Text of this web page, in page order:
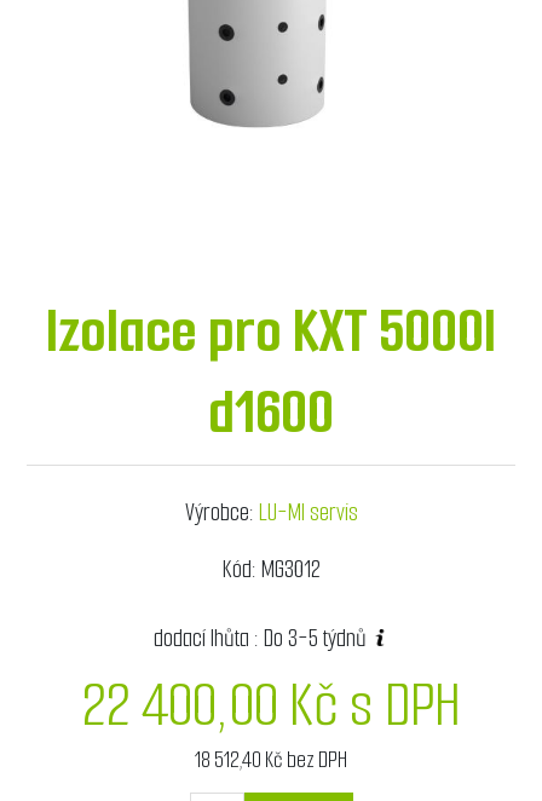
Izolace pro KXT 5000l
d1600
Výrobce:LU-MI servis
Kód:MG3012
dodací lhůta :Do 3-5 týdnů
22 400,00 Kč s DPH
18 512,40 Kč bez DPH